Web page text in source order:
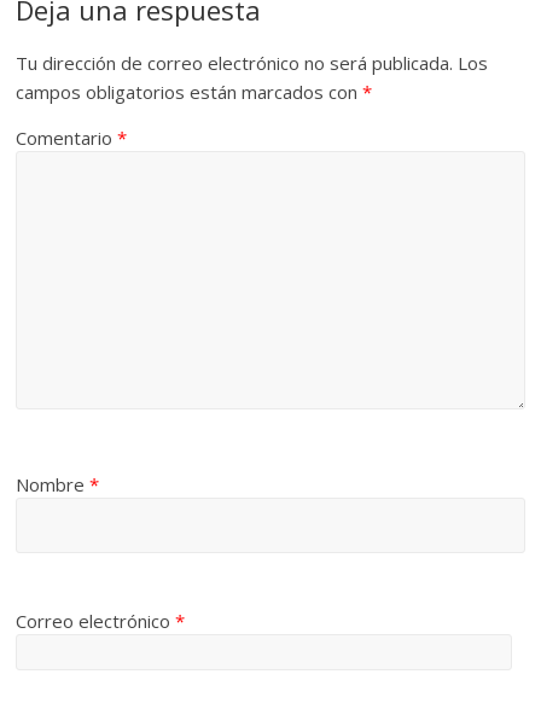
Deja una respuesta
Tu dirección de correo electrónico no será publicada. Los
campos obligatorios están marcados con*
Comentario*
Nombre*
Correo electrónico*